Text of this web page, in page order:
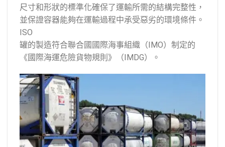
尺寸和形狀的標準化確保了運輸所需的結構完整性，
並保證容器能夠在運輸過程中承受惡劣的環境條件。
ISO
罐的製造符合聯合國國際海事組織（IMO）制定的
《國際海運危險貨物規則》（IMDG）。